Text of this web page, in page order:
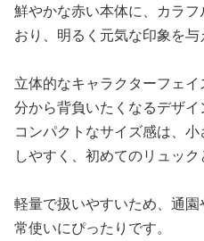
鮮やかな赤い本体に、カラ
おり、明るく元気な印象を与
立体的なキャラクターフェ
分から背負いたくなるデザイ
コンパクトなサイズ感は、
しやすく、初めてのリュック
軽量で扱いやすいため、通
常使いにぴったりです。